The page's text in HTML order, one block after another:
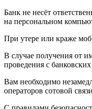
Банк не несёт
на персональном
При утере или краже
В случае получения от
проведения с
Вам необходимо
операторов сотовой